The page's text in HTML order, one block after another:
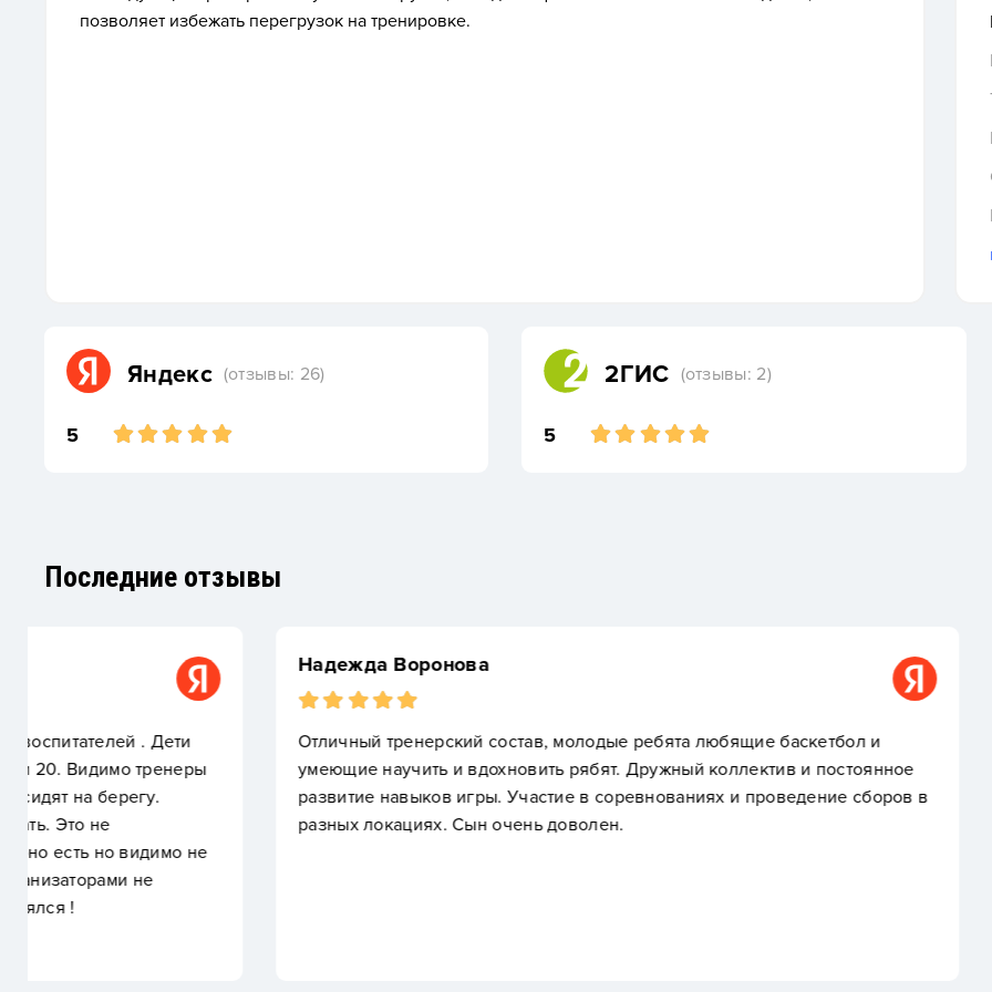
позволяет избежать перегрузок на тренировке.
Яндекс (отзывы: 26)
5
2ГИС (отзывы: 2)
5
Последние отзывы
Надежда Воронова
Отличный тренерский состав, молодые ребята любящие баскетбол и
умеющие научить и вдохновить рябят. Дружный коллектив и постоянное
развитие навыков игры. Участие в соревнованиях и проведение сборов в
разных локациях. Сын очень доволен.
Хороший клуб,
родителями. Много